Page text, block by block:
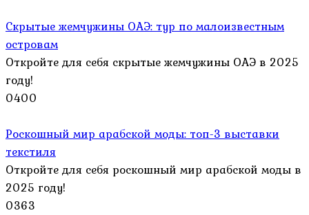
Скрытые жемчужины ОАЭ: тур по малоизвестным
островам
Откройте для себя скрытые жемчужины ОАЭ в 2025
году!
0400
Роскошный мир арабской моды: топ-3 выставки
текстиля
Откройте для себя роскошный мир арабской моды в
2025 году!
0363